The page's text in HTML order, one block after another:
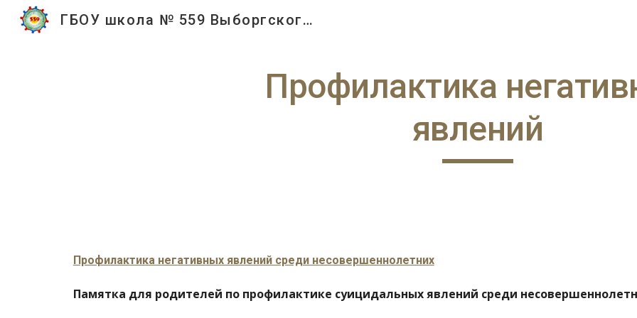
Skip to main content
ГБОУ школа № 559 Выборгского района Санкт-Петербурга
Профилактика
явлений
Профилактика негативных явлений среди несовершеннолетних
Памятка для родителей по профилактике суицидальных явлений среди